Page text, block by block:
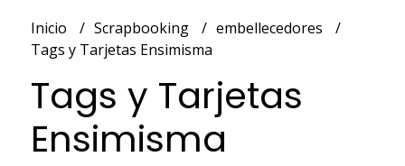
Inicio Scrapbooking
embellecedores
Tags y Tarjetas Ensimisma
Tags y Tarjetas
Ensimisma